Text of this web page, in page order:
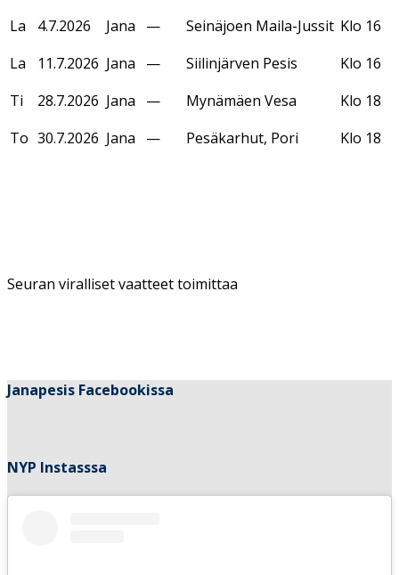
La
4.7.2026 Jana — Seinäjoen Maila-Jussit Klo 16
La
11.7.2026 Jana — Siilinjärven Pesis
Klo 16
Ti
28.7.2026 Jana — Mynämäen Vesa
Klo 18
To 30.7.2026 Jana — Pesäkarhut, Pori Klo 18
Seuran viralliset vaatteet toimittaa
Janapesis Facebookissa
NYP Instasssa